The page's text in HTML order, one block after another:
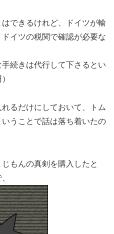
できるけれど、ドイツが輸
イツの税関で確認が必要な
続きは代行して下さるとい
るだけにしておいて、トム
うことで話は落ち着いたの
もんの真剣を購入したと